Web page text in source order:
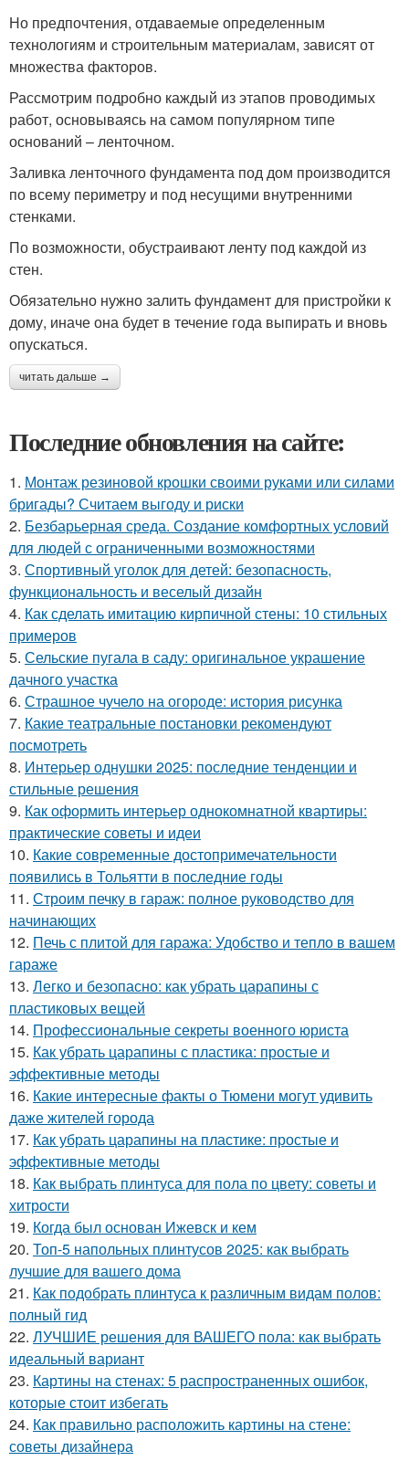
Но предпочтения, отдаваемые определенным
технологиям и строительным материалам, зависят от
множества факторов.
Рассмотрим подробно каждый из этапов проводимых
работ, основываясь на самом популярном типе
оснований – ленточном.
Заливка ленточного фундамента под дом производится
по всему периметру и под несущими внутренними
стенками.
По возможности, обустраивают ленту под каждой из
стен.
Обязательно нужно залить фундамент для пристройки к
дому, иначе она будет в течение года выпирать и вновь
опускаться.
читать дальше →
Последние обновления на сайте:
1. Монтаж резиновой крошки своими руками или силами
бригады? Считаем выгоду и риски
2. Безбарьерная среда. Создание комфортных условий
для людей с ограниченными возможностями
3. Спортивный уголок для детей: безопасность,
функциональность и веселый дизайн
4. Как сделать имитацию кирпичной стены: 10 стильных
примеров
5. Сельские пугала в саду: оригинальное украшение
дачного участка
6. Страшное чучело на огороде: история рисунка
7. Какие театральные постановки рекомендуют
посмотреть
8. Интерьер однушки 2025: последние тенденции и
стильные решения
9. Как оформить интерьер однокомнатной квартиры:
практические советы и идеи
10. Какие современные достопримечательности
появились в Тольятти в последние годы
11. Строим печку в гараж: полное руководство для
начинающих
12. Печь с плитой для гаража: Удобство и тепло в вашем
гараже
13. Легко и безопасно: как убрать царапины с
пластиковых вещей
14. Профессиональные секреты военного юриста
15. Как убрать царапины с пластика: простые и
эффективные методы
16. Какие интересные факты о Тюмени могут удивить
даже жителей города
17. Как убрать царапины на пластике: простые и
эффективные методы
18. Как выбрать плинтуса для пола по цвету: советы и
хитрости
19. Когда был основан Ижевск и кем
20. Топ-5 напольных плинтусов 2025: как выбрать
лучшие для вашего дома
21. Как подобрать плинтуса к различным видам полов:
полный гид
22. ЛУЧШИЕ решения для ВАШЕГО пола: как выбрать
идеальный вариант
23. Картины на стенах: 5 распространенных ошибок,
которые стоит избегать
24. Как правильно расположить картины на стене:
советы дизайнера